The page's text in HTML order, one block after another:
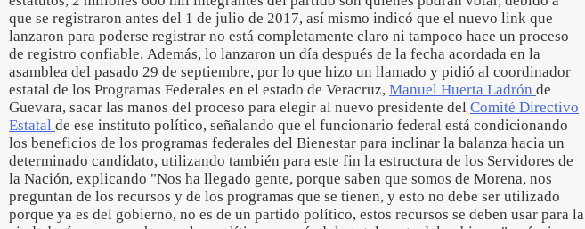
que se registraron antes del 1 de julio de 2017, así mismo indicó que el nuevo link que
lanzaron para poderse registrar no está completamente claro ni tampoco hace un proceso
de registro confiable. Además, lo lanzaron un día después de la fecha acordada en la
asamblea del pasado 29 de septiembre, por lo que hizo un llamado y pidió al coordinador
estatal de los Programas Federales en el estado de Veracruz, Manuel Huerta Ladrón de
Guevara, sacar las manos del proceso para elegir al nuevo presidente del Comité Directivo
Estatal de ese instituto político, señalando que el funcionario federal está condicionando
los beneficios de los programas federales del Bienestar para inclinar la balanza hacia un
determinado candidato, utilizando también para este fin la estructura de los Servidores de
la Nación, explicando "Nos ha llegado gente, porque saben que somos de Morena, nos
preguntan de los recursos y de los programas que se tienen, y esto no debe ser utilizado
porque ya es del gobierno, no es de un partido político, estos recursos se deben usar para la